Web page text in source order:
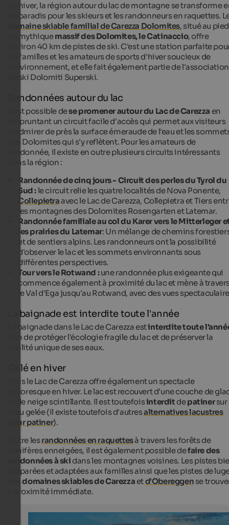
En hiver, la région autour du lac de montagne se transforme
un paradis pour les skieurs et les randonneurs en raquettes.
domaine skiable familial de Carezza Dolomites, situé au pied
du mythiquemassif des Dolomites, le Catinaccio, offre
environ 40 km de pistes de ski. C'est une station parfaite
les familles et les amateurs de sports d'hiver soucieux de
l'environnement, et elle fait également partie de l'association
de ski Dolomiti Superski.
Randonnées autour du lac
Il est possible dese promener autour du Lac de Carezza en
empruntant un circuit facile d'accès qui permet aux visiteurs
d'admirer de près la surface émeraude de l'eau et les
des Dolomites qui s'y reflètent. Pour les amateurs de
randonnée, il existe en outre plusieurs circuits intéressants
dans la région :
Randonnée de cinq jours - Circuit des perles du Tyrol du
Sud :le circuit relie les quatre localités de Nova Ponente,
Collepietraavec le Lac de Carezza, Collepietra et Tiers
les montagnes des Dolomites Rosengarten et Latemar.
Randonnée familiale au col du Karer vers le Mitterleger
les prairies du Latemar: Un mélange de chemins
et de sentiers alpins. Les randonneurs ont la possibilité
d'observer le lac et les sommets environnants sous
différentes perspectives.
Tour vers le Rotwand :une randonnée plus exigeante qui
commence également à proximité du lac et mène à
le Val d'Ega jusqu'au Rotwand, avec des vues
La baignade est interdite toute l'année
La baignade dans le Lac de Carezza estinterdite toute
afin de protéger l'écologie fragile du lac et de préserver la
qualité unique de ses eaux.
Gelé en hiver
Mais le Lac de Carezza offre également un spectacle
pittoresque en hiver. Le lac est recouvert d'une couche de
et de neige scintillante. Il est toutefoisinterdit depatinersur
l'eau gelée (il existe toutefois d'autresalternatives lacustres
pour patiner).
Outre lesrandonnées en raquettesà travers les forêts de
conifères enneigées, il est également possible defaire des
randonnées à ski dans les montagnes voisines. Les pistes
préparées et adaptées aux familles ainsi que les pistes de
desdomaines skiables de Carezza etd'Obereggen se
à proximité immédiate.